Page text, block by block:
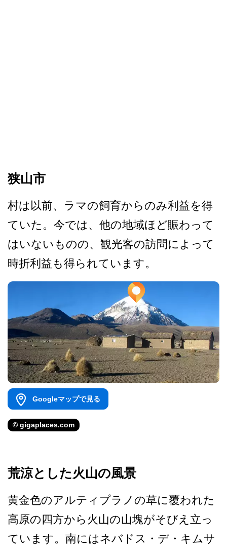
狭山市
村は以前、ラマの飼育からの­み利益を得
ていた。今では、他の地域ほど賑わって
は­いないものの、観光客の訪問によって
時折利益も得ら­れています。
Googleマップで見る
© gigaplaces.com
荒涼とした火山の風景
黄金色のアルティプラノの草­に覆われた
高原の四方から火山の山塊がそびえ立っ
て­います。南にはネバドス・デ・キムサ